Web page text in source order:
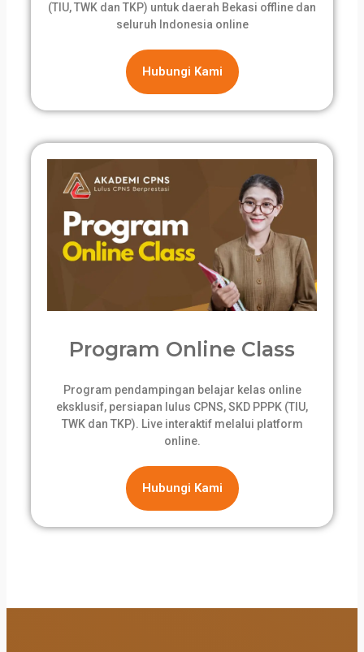
(TIU, TWK dan TKP) untuk daerah Bekasi offline dan
seluruh Indonesia online
Hubungi Kami
Program Online Class
Program pendampingan belajar kelas online
eksklusif, persiapan lulus CPNS, SKD PPPK (TIU,
TWK dan TKP). Live interaktif melalui platform
online.
Hubungi Kami